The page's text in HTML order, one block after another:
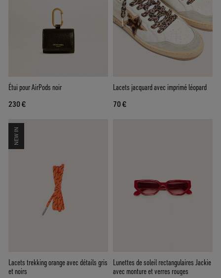
Étui pour AirPods noir
230 €
Lacets jacquard avec imprimé léopard
70 €
NEW IN
Lacets trekking orange avec détails gris
et noirs
Lunettes de soleil rectangulaires Jackie
avec monture et verres rouges